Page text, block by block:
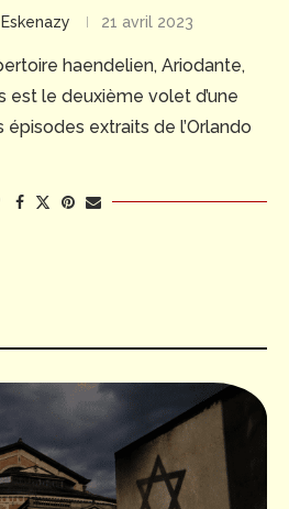
21 avril 2023
haendelien, Ariodante,
est le deuxième volet d’une
extraits de l’Orlando